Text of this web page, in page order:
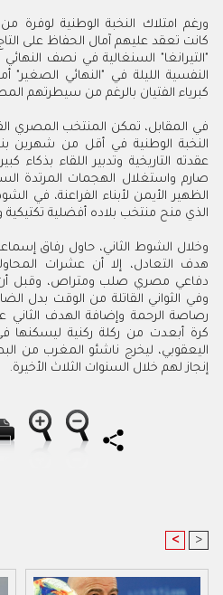
ورغم امتلاك النخبة الوطنية لوفرة من
كانت تعقد عليهم آمال الحفاظ على التاج
"التيرانغا" السنغالية في نصف النهائي
النفسية الليلة في "النهائي الصغير"
كبرياء الفتيان بالرغم من سيطرتهم
في المقابل، تمكن المنتخب المصري
عقدته التاريخية وتدبير اللقاء بذكاء
صارم واستغلال الهجمات المرتدة
الظهير الأيمن لأبناء الفراعنة، في
الذي منح منتخب بلاده أفضلية
وخلال الشوط الثاني، حاول رفاق
هدف التعادل، إلا أن عشرات
دفاعي مصري صلب ومتراص، وقبل أن
وفي الثواني القاتلة من الوقت بدل
رصاصة الرحمة وإضافة الهدف الثاني
كرة أبعدت من ركلة ركنية ليسكنها
اليعقوبي، ليخرج ناشئو المغرب من
إنجاز لهم خلال السنوات الثلاث الأخيرة.
< >